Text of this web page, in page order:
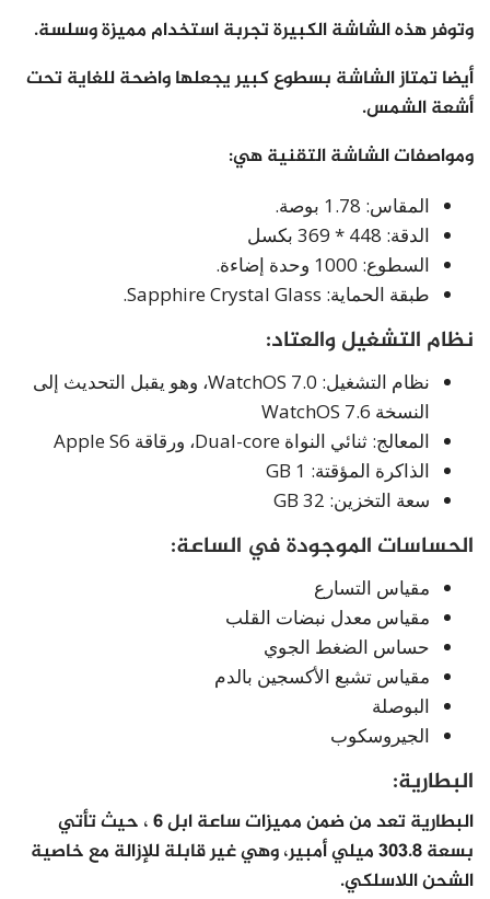
وتوفر هذه الشاشة الكبيرة تجربة استخدام مميزة وسلسة.
أيضا تمتاز الشاشة بسطوع كبير يجعلها واضحة للغاية تحت
أشعة الشمس.
ومواصفات الشاشة التقنية هي:
المقاس: 1.78 بوصة.
الدقة: 448 * 369 بكسل
السطوع: 1000 وحدة إضاءة.
طبقة الحماية: Sapphire Crystal Glass.
نظام التشغيل والعتاد:
نظام التشغيل: WatchOS 7.0، وهو يقبل التحديث إلى
النسخة WatchOS 7.6
المعالج: ثنائي النواة Dual-core، ورقاقة Apple S6
الذاكرة المؤقتة: 1 GB
سعة التخزين: 32 GB
الحساسات الموجودة في الساعة:
مقياس التسارع
مقياس معدل نبضات القلب
حساس الضغط الجوي
مقياس تشبع الأكسجين بالدم
البوصلة
الجيروسكوب
البطارية:
البطارية تعد من ضمن مميزات ساعة ابل 6 ، حيث تأتي
بسعة 303.8 ميلي أمبير، وهي غير قابلة للإزالة مع خاصية
الشحن اللاسلكي.